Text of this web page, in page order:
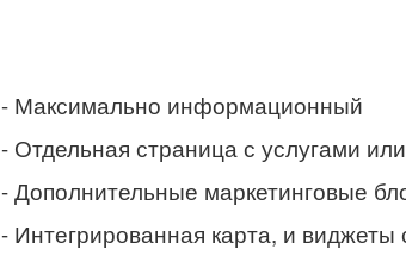
- Максимально информационный
- Отдельная страница с услугами
- Дополнительные маркетинговые
- Интегрированная карта, и виджеты